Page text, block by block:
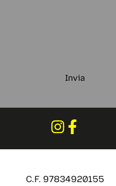
Invia
C.F. 97834920155